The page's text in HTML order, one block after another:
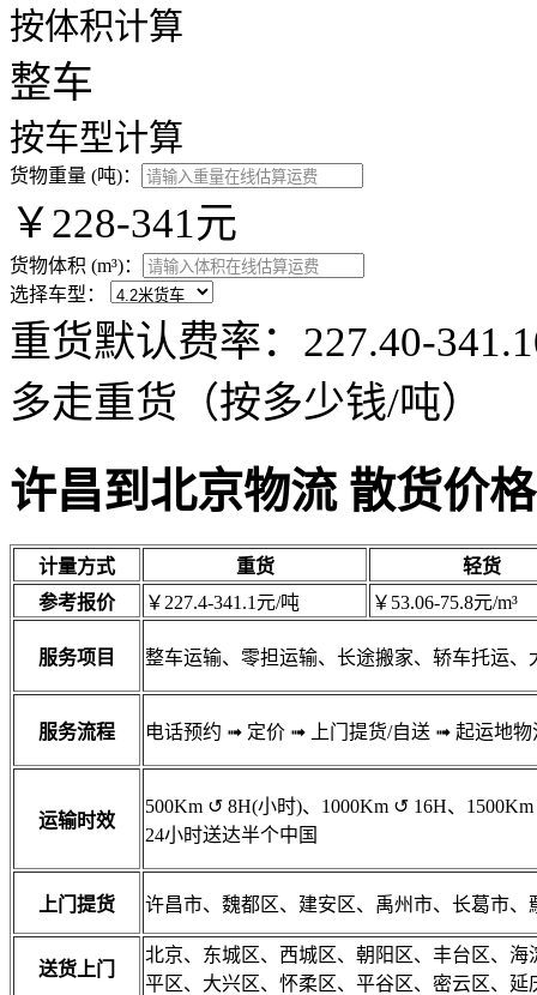
按体积计算
整车
按车型计算
货物重量 (吨)：
￥228-341元
货物体积 (m³)：
选择车型：
重货默认费率：227.40-
多走重货（按多少钱/吨）
许昌到北京物流 散货价格
计量方式 重货
轻货
参考报价
￥227.4-341.1元/吨 ￥53.06-75.8元/m³
服务项目 整车运输、零担运输、长途搬家、轿车托运
服务流程 电话预约 ➟ 定价 ➟ 上门提货/自送 ➟ 起运地
运输时效
500Km ↺ 8H(小时)、1000Km ↺ 16H、1500Km
24小时送达半个中国
上门提货 许昌市、魏都区、建安区、禹州市、长葛市、
送货上门
北京、东城区、西城区、朝阳区、丰台区、
平区、大兴区、怀柔区、平谷区、密云区、